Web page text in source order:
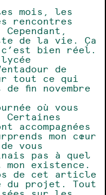
mois, les
rencontres
de la vie. Ça
bien réel.
de
tout ce qui
fin novembre
où vous
Certaines
accompagnées
mon cœur
vous
pas à quel
existence.
de cet article
du projet. Tout